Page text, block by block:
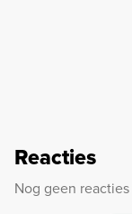
Reacties
Nog geen reacties